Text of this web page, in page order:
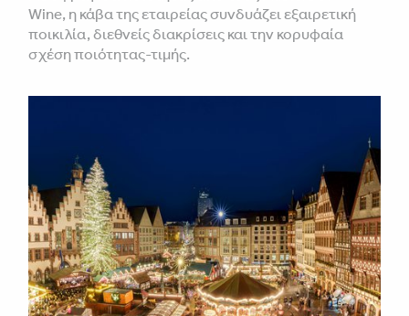
Wine, η κάβα της εταιρείας συνδυάζει εξαιρετική
ποικιλία, διεθνείς διακρίσεις και την κορυφαία
σχέση ποιότητας-τιμής.